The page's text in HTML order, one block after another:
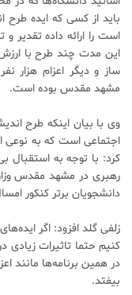
باید از کسی که ایده
است را ارائه داده تقدیر
این مدت چند طرح با ارزش
ساز و دیگر اعزام هزار
مشهد مقدس بوده است.
وی با بیان اینکه طرح
اجتماعی است که به
کرد: با توجه به استقبال
رهبری در مشهد مقدس
دانشجویان برتر کنکور
زلفی گلد افزود: اگر
کنیم حتما تاثیرات زیادی
در همین برنامه‌ها مانند
بیفتد.